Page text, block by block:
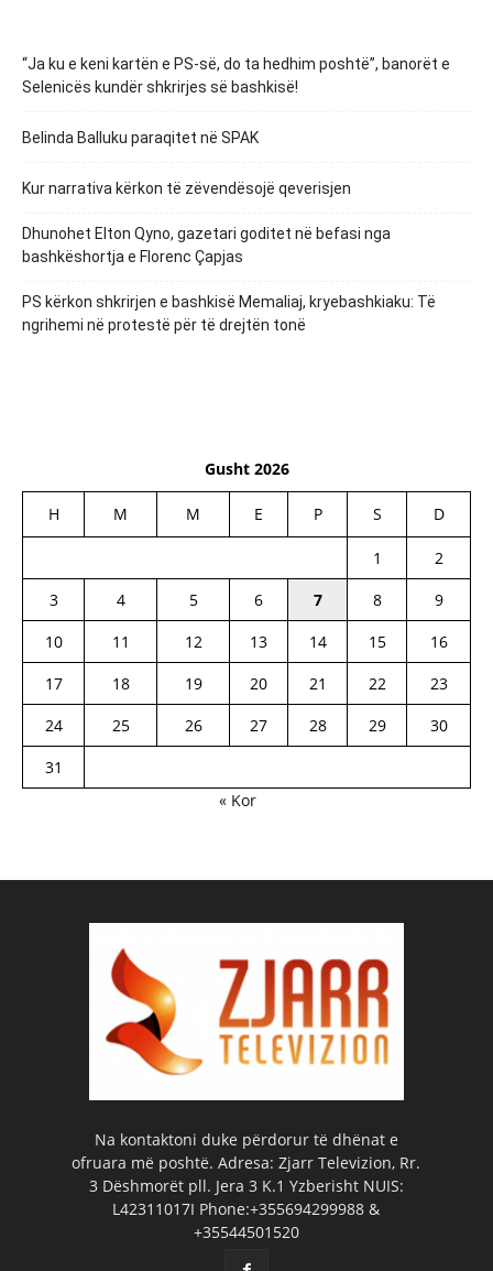
“Ja ku e keni kartën e PS-së, do ta hedhim poshtë”, banorët e
Selenicës kundër shkrirjes së bashkisë!
Belinda Balluku paraqitet në SPAK
Kur narrativa kërkon të zëvendësojë qeverisjen
Dhunohet Elton Qyno, gazetari goditet në befasi nga
bashkëshortja e Florenc Çapjas
PS kërkon shkrirjen e bashkisë Memaliaj, kryebashkiaku: Të
ngrihemi në protestë për të drejtën tonë
Gusht 2026
H M M E P S D
1
2
3
4 5 6 7 8
9
10
11 12 13 14 15
16
17
18 19 20 21 22
23
24
25 26 27 28 29
30
31
« Kor
Na kontaktoni duke përdorur të dhënat e
ofruara më poshtë. Adresa: Zjarr Televizion, Rr.
3 Dëshmorët pll. Jera 3 K.1 Yzberisht NUIS:
L42311017I Phone:+355694299988 &
+35544501520